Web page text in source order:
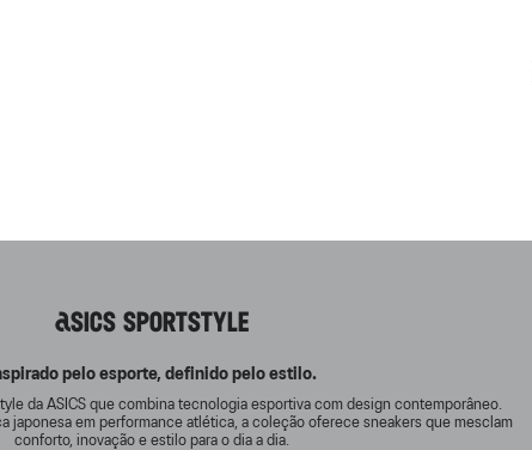
ASICS SPORTSTYLE
pelo esporte, definido pelo estilo.
da ASICS que combina tecnologia esportiva com design contemporâneo.
japonesa em performance atlética, a coleção oferece sneakers que mesclam
conforto, inovação e estilo para o dia a dia.